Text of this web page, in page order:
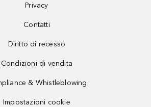
Privacy
Contatti
Diritto di recesso
Condizioni di vendita
& Whistleblowing
Impostazioni cookie